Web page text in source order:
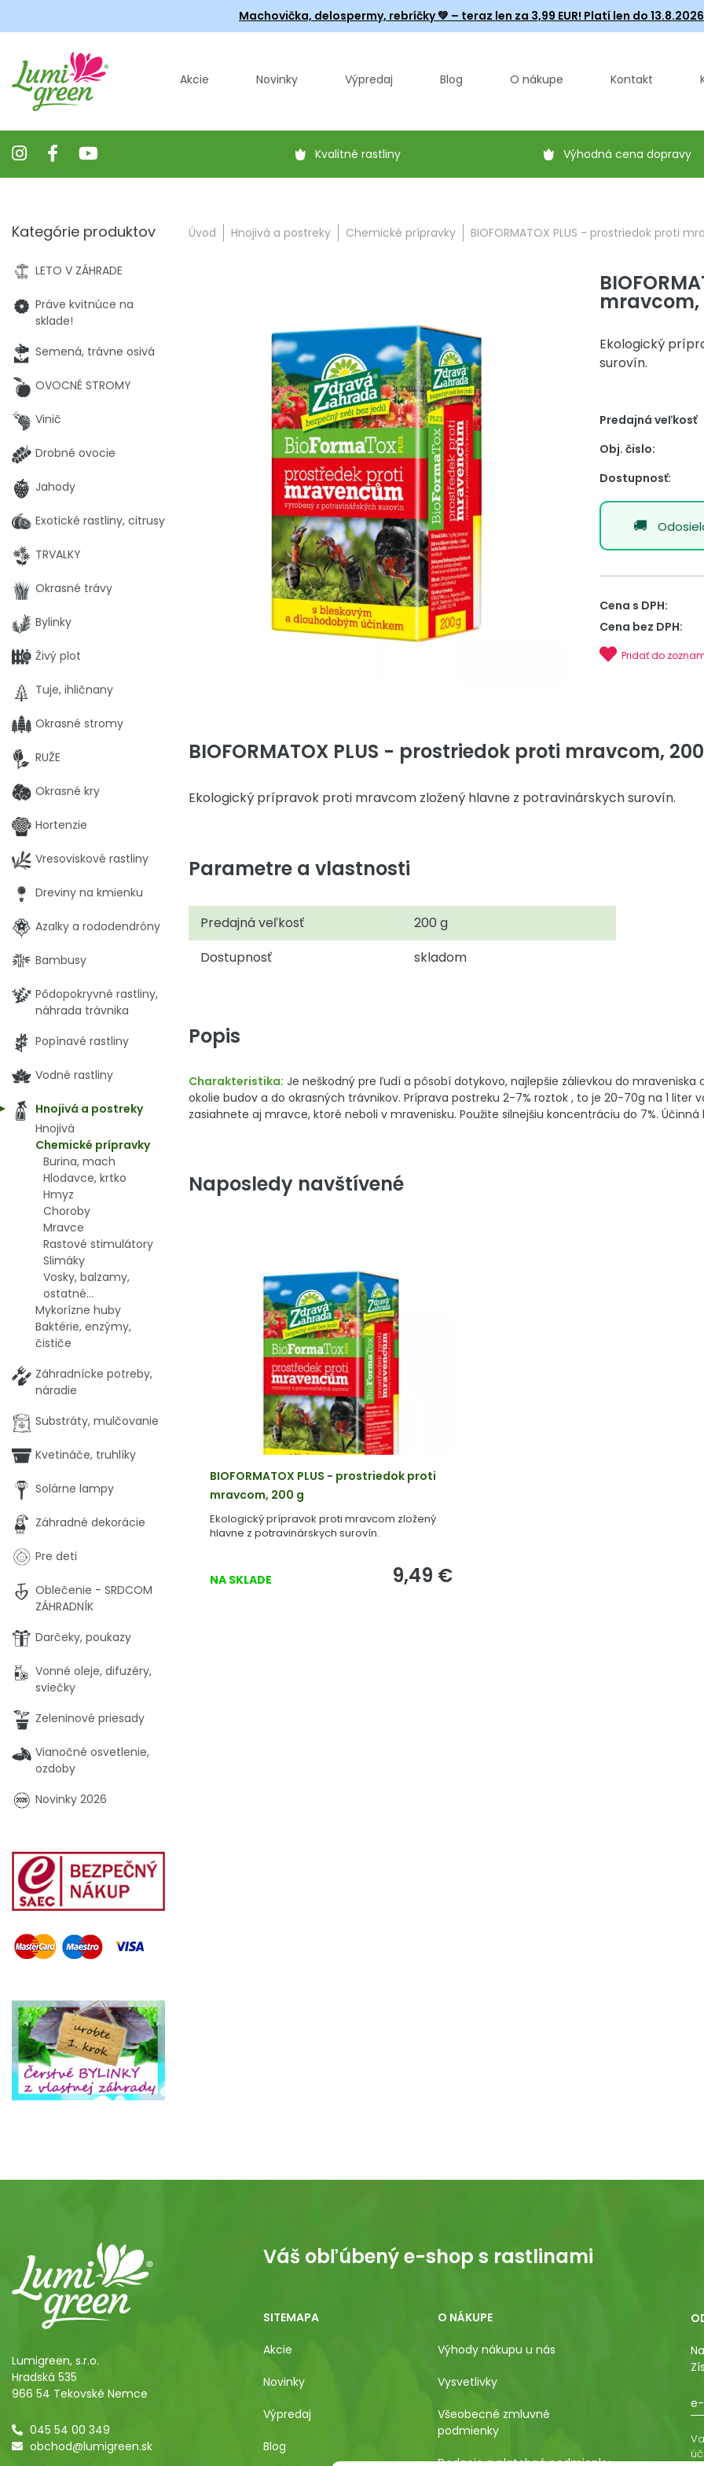
Machovička, delospermy, rebríčky💚 – teraz len za 3,99 EUR! Platí len do
Akcie Novinky Výpredaj Blog O nákupe Kontakt
Kvalitné rastliny Výhodná cena dopravy
Úvod Hnojivá a postreky Chemické prípravky BIOFORMATOX PLUS - prostriedok proti
mravcom,
Ekologický
surovín.
Predajná veľkosť
Obj. čislo:
Dostupnosť:
Cena s DPH:
Cena bez DPH:
Pridať do
BIOFORMATOX PLUS - prostriedok proti mravcom,
Ekologický prípravok proti mravcom zložený hlavne z potravinárskych surovín.
Parametre a vlastnosti
Predajná veľkosť
200 g
Dostupnosť
skladom
Popis
Charakteristika: Je neškodný pre ľudí a pôsobí dotykovo, najlepšie zálievkou do
okolie budov a do okrasných trávnikov. Príprava postreku 2-7% roztok , to je 20-70g na 1 liter
zasiahnete aj mravce, ktoré neboli v mravenisku. Použite silnejšiu koncentráciu do 7%. Účinná
Naposledy navštívené
BIOFORMATOX PLUS - prostriedok proti
mravcom, 200 g
Ekologický prípravok proti mravcom zložený
hlavne z potravinárskych surovín.
NA SKLADE 9,49 €
Kategórie produktov
LETO V ZÁHRADE
Práve kvitnúce na
sklade!
Semená, trávne osivá
OVOCNÉ STROMY
Vinič
Drobné ovocie
Jahody
Exotické rastliny, citrusy
TRVALKY
Okrasné trávy
Bylinky
Živý plot
Tuje, ihličnany
Okrasné stromy
RUŽE
Okrasné kry
Hortenzie
Vresoviskové rastliny
Dreviny na kmienku
Azalky a rododendróny
Bambusy
Pôdopokryvné rastliny,
náhrada trávnika
Popínavé rastliny
Vodné rastliny
Hnojivá a postreky
Hnojivá
Chemické prípravky
Burina, mach
Hlodavce, krtko
Hmyz
Choroby
Mravce
Rastové stimulátory
Slimáky
Vosky, balzamy,
ostatné...
Mykorízne huby
Baktérie, enzýmy,
čističe
Záhradnícke potreby,
náradie
Substráty, mulčovanie
Kvetináče, truhlíky
Solárne lampy
Záhradné dekorácie
Pre deti
Oblečenie - SRDCOM
ZÁHRADNÍK
Darčeky, poukazy
Vonné oleje, difuzéry,
sviečky
Zeleninové priesady
Vianočné osvetlenie,
ozdoby
Novinky 2026
Lumigreen, s.r.o.
Hradská 535
966 54 Tekovské Nemce
045 54 00 349
obchod@lumigreen.sk
Váš obľúbený e-shop s rastlinami
SITEMAPA
Akcie
Novinky
Výpredaj
Blog
O NÁKUPE
Výhody nákupu u nás
Vysvetlivky
Všeobecné zmluvné
podmienky